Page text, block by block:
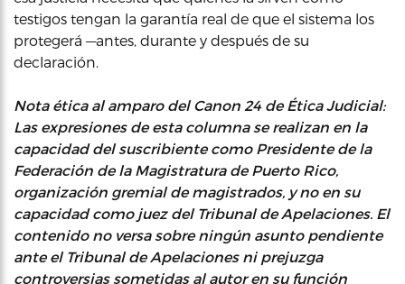
testigos tengan la garantía real de que el sistema los
protegerá —antes, durante y después de su
declaración.
Nota ética al amparo del Canon 24 de Ética Judicial:
Las expresiones de esta columna se realizan en la
capacidad del suscribiente como Presidente de la
Federación de la Magistratura de Puerto Rico,
organización gremial de magistrados, y no en su
capacidad como juez del Tribunal de Apelaciones. El
contenido no versa sobre ningún asunto pendiente
ante el Tribunal de Apelaciones ni prejuzga
controversias sometidas al autor en su función